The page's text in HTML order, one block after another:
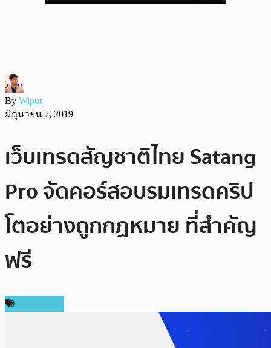
By Wiput
มิถุนายน 7, 2019
เว็บเทรดสัญชาติไทย Satang
Pro จัดคอร์สอบรมเทรดคริป
โตอย่างถูกกฏหมาย ที่สำคัญ
ฟรี